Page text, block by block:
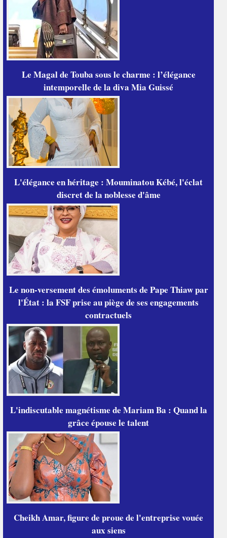
Le Magal de Touba sous le charme : l’élégance
intemporelle de la diva Mia Guissé
L'élégance en héritage : Mouminatou Kébé, l'éclat
discret de la noblesse d'âme
Le non-versement des émoluments de Pape Thiaw par
l'État : la FSF prise au piège de ses engagements
contractuels
L'indiscutable magnétisme de Mariam Ba : Quand la
grâce épouse le talent
Cheikh Amar, figure de proue de l'entreprise vouée
aux siens